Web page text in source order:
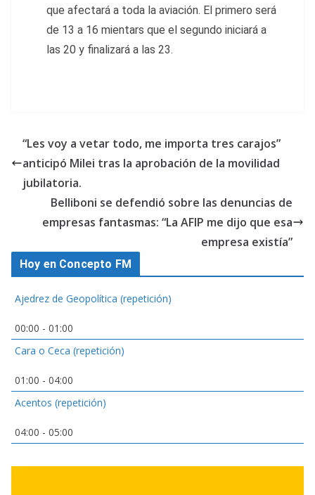
que afectará a toda la aviación. El primero será
de 13 a 16 mientars que el segundo iniciará a
las 20 y finalizará a las 23.
“Les voy a vetar todo, me importa tres carajos”
anticipó Milei tras la aprobación de la movilidad
jubilatoria.
Belliboni se defendió sobre las denuncias de
empresas fantasmas: “La AFIP me dijo que esa
empresa existía”
Hoy en Concepto FM
Ajedrez de Geopolítica (repetición)
00:00 - 01:00
Cara o Ceca (repetición)
01:00 - 04:00
Acentos (repetición)
04:00 - 05:00